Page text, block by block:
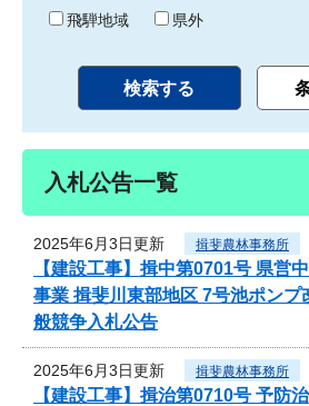
飛騨地域
県外
入札公告一覧
2025年6月3日更新 揖斐農林事務所
【建設工事】揖中第0701号 県営
事業 揖斐川東部地区 7号池ポンプ
般競争入札公告
2025年6月3日更新 揖斐農林事務所
【建設工事】揖治第0710号 予防